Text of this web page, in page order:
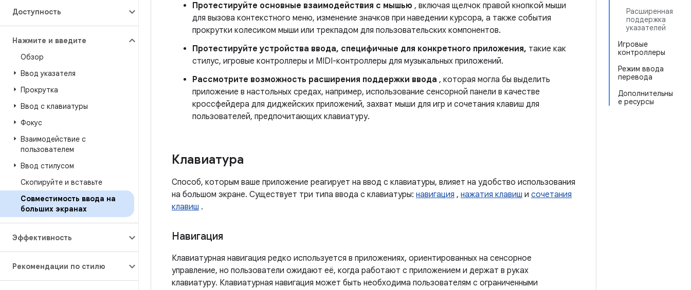
Доступность
Нажмите и введите
Обзор
Ввод указателя
Прокрутка
Ввод с клавиатуры
Фокус
Взаимодействие с
пользователем
Ввод стилусом
Скопируйте и вставьте
Совместимость ввода на
больших экранах
Эффективность
Рекомендации по стилю
Расширенная
поддержка
указателей
Игровые
контроллеры
Режим ввода
перевода
Дополнительны
е ресурсы
Протестируйте основные взаимодействия с мышью , включая щелчок правой кнопкой мыши
для вызова контекстного меню, изменение значков при наведении курсора, а также события
прокрутки колесиком мыши или трекпадом для пользовательских компонентов.
Протестируйте устройства ввода, специфичные для конкретного приложения, такие как
стилус, игровые контроллеры и MIDI-контроллеры для музыкальных приложений.
Рассмотрите возможность расширения поддержки ввода , которая могла бы выделить
приложение в настольных средах, например, использование сенсорной панели в качестве
кроссфейдера для диджейских приложений, захват мыши для игр и сочетания клавиш для
пользователей, предпочитающих клавиатуру.
Клавиатура
Способ, которым ваше приложение реагирует на ввод с клавиатуры, влияет на удобство использования
на большом экране. Существует три типа ввода с клавиатуры: навигация , нажатия клавиш и сочетания
клавиш .
Навигация
Клавиатурная навигация редко используется в приложениях, ориентированных на сенсорное
управление, но пользователи ожидают её, когда работают с приложением и держат в руках
клавиатуру. Клавиатурная навигация может быть необходима пользователям с ограниченными